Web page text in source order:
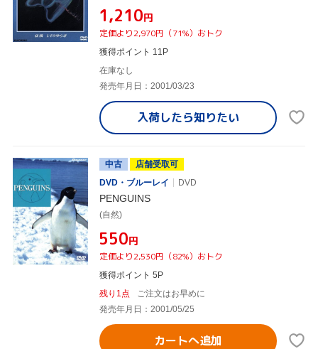
¥1,210円
定価より2,970円（71%）おトク
獲得ポイント 11P
在庫なし
発売年月日：2001/03/23
入荷したら知りたい
中古
店舗受取可
DVD・ブルーレイ
DVD
PENGUINS
(自然)
¥550円
定価より2,530円（82%）おトク
獲得ポイント 5P
残り1点
ご注文はお早めに
発売年月日：2001/05/25
カートへ追加